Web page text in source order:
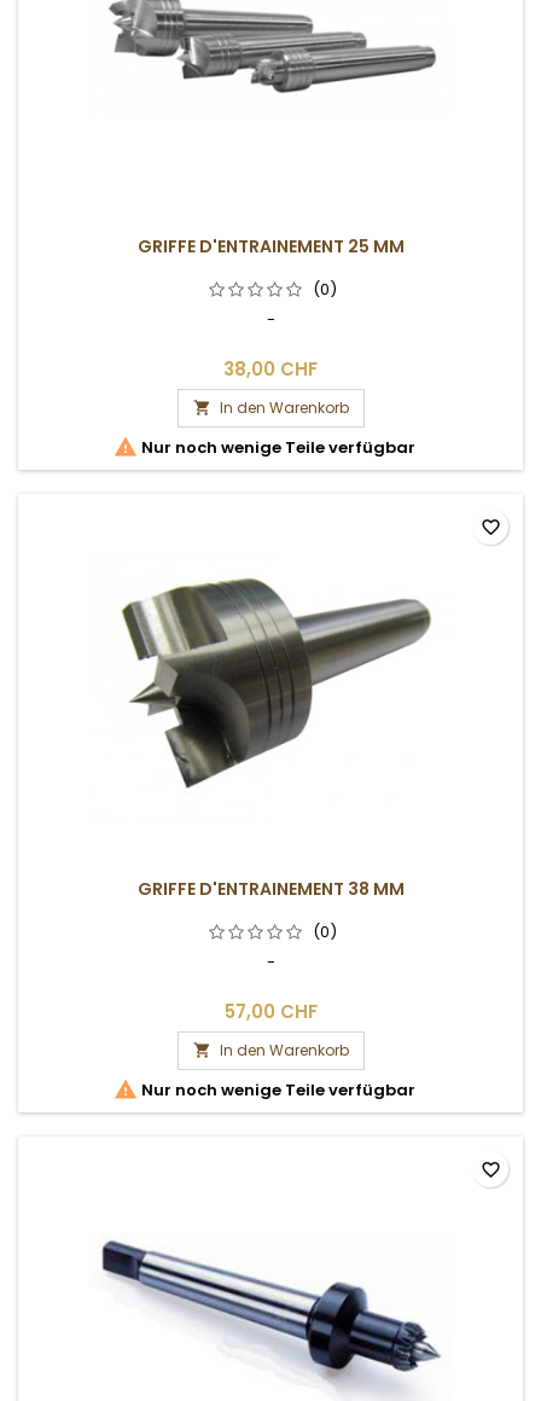
GRIFFE D'ENTRAINEMENT 25 MM
(0)
-
38,00 CHF
 In den Warenkorb
 Nur noch wenige Teile verfügbar
GRIFFE D'ENTRAINEMENT 38 MM
(0)
-
57,00 CHF
 In den Warenkorb
 Nur noch wenige Teile verfügbar
favorite_border
favorite_border